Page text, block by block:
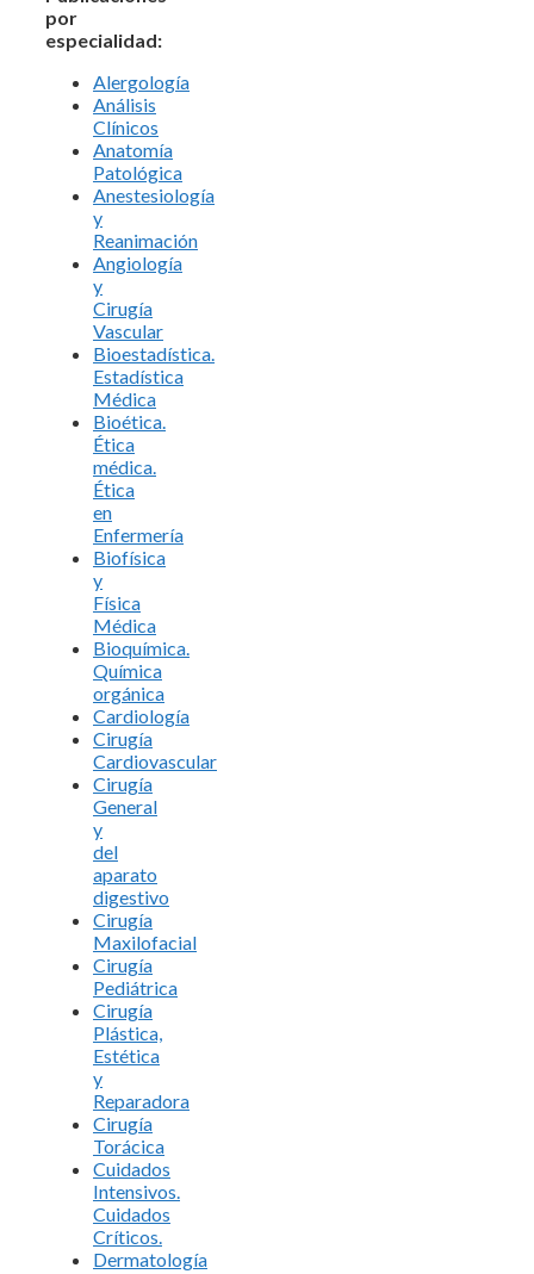
por
especialidad:
Alergología
Análisis
Clínicos
Anatomía
Patológica
Anestesiología
y
Reanimación
Angiología
y
Cirugía
Vascular
Bioestadística.
Estadística
Médica
Bioética.
Ética
médica.
Ética
en
Enfermería
Biofísica
y
Física
Médica
Bioquímica.
Química
orgánica
Cardiología
Cirugía
Cardiovascular
Cirugía
General
y
del
aparato
digestivo
Cirugía
Maxilofacial
Cirugía
Pediátrica
Cirugía
Plástica,
Estética
y
Reparadora
Cirugía
Torácica
Cuidados
Intensivos.
Cuidados
Críticos.
Dermatología